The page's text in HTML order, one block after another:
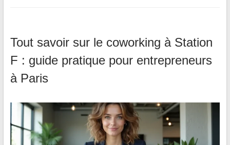
Tout savoir sur le coworking à Station
F : guide pratique pour entrepreneurs
à Paris